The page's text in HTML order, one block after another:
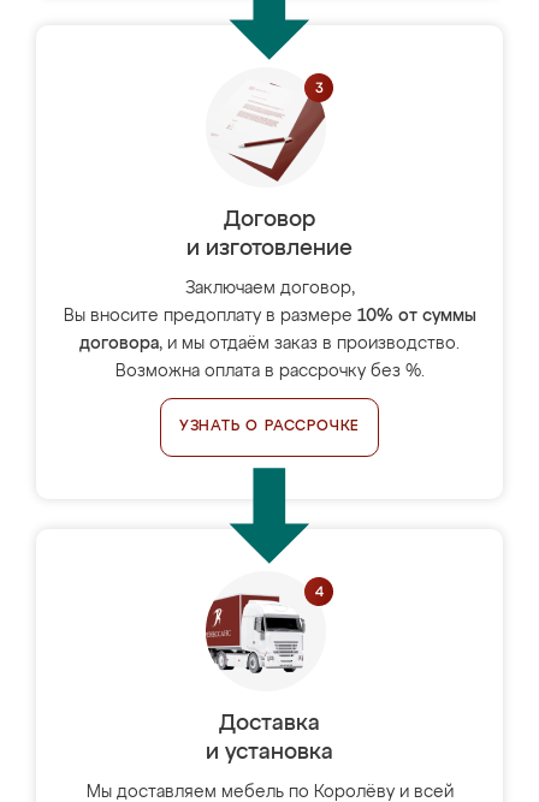
Договор
и изготовление
Заключаем договор,
Вы вносите предоплату в размере 10% от суммы
договора, и мы отдаём заказ в производство.
Возможна оплата в рассрочку без %.
УЗНАТЬ О РАССРОЧКЕ
Доставка
и установка
Мы доставляем мебель по Королёву и всей